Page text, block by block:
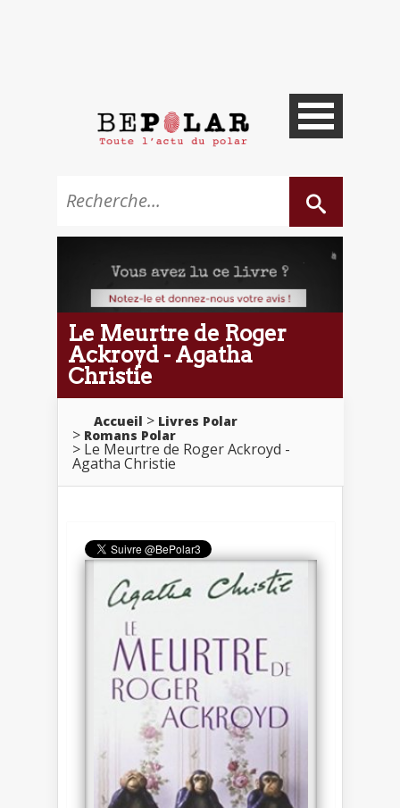
Le Meurtre de Roger
Ackroyd - Agatha
Christie
Accueil
Livres Polar
Romans Polar
Le Meurtre de Roger Ackroyd -
Agatha Christie